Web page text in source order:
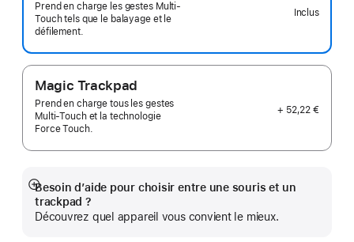
Prend en charge les gestes Multi-
Touch tels que le balayage et le
défilement.
Inclus
Magic Trackpad
Prend en charge tous les gestes
Multi‑Touch et la technologie
Force Touch.
+ 52,22 €
Besoin d’aide pour choisir entre une souris et un
trackpad ?
Découvrez quel appareil vous convient le mieux.
Afficher
plus